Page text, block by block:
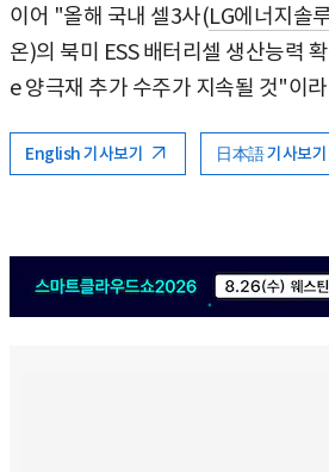
이어 "올해 국내 셀3사(LG에너지솔
온)의 북미 ESS 배터리셀 생산능력
e 양극재 추가 수주가 지속될 것"이
English 기사보기 日本語 기사보기